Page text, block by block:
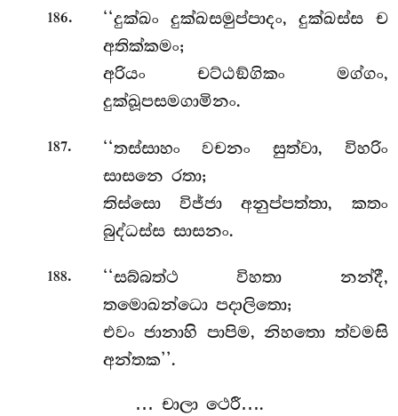
186. ‘‘දුක්ඛංදුක්ඛසමුප්පාදං, දුක්ඛස්ස ච
අතික්කමං;
අරියං චට්ඨඞ්ගිකං මග්ගං,
දුක්ඛූපසමගාමිනං.
187.
‘‘තස්සාහං වචනං සුත්වා, විහරිං
සාසනෙ රතා;
තිස්සො විජ්ජා අනුප්පත්තා, කතං
බුද්ධස්ස සාසනං.
188. ‘‘සබ්බත්ථවිහතා නන්දී,
තමොඛන්ධො පදාලිතො;
එවං ජානාහි පාපිම, නිහතො ත්වමසි
අන්තක’’.
… චාලා ථෙරී….